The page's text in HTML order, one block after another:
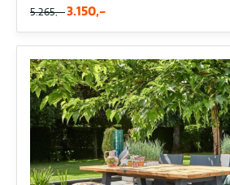
5.265,- 3.150,-